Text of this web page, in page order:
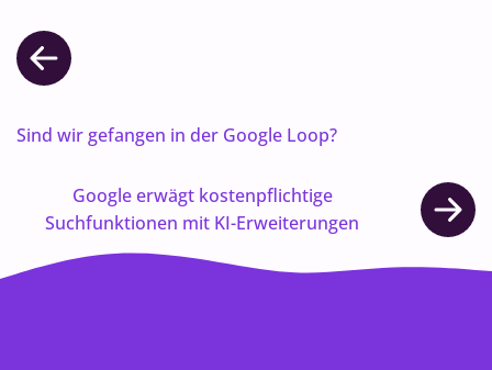
Sind wir gefangen in der Google Loop?
Google erwägt kostenpflichtige
Suchfunktionen mit KI-Erweiterungen